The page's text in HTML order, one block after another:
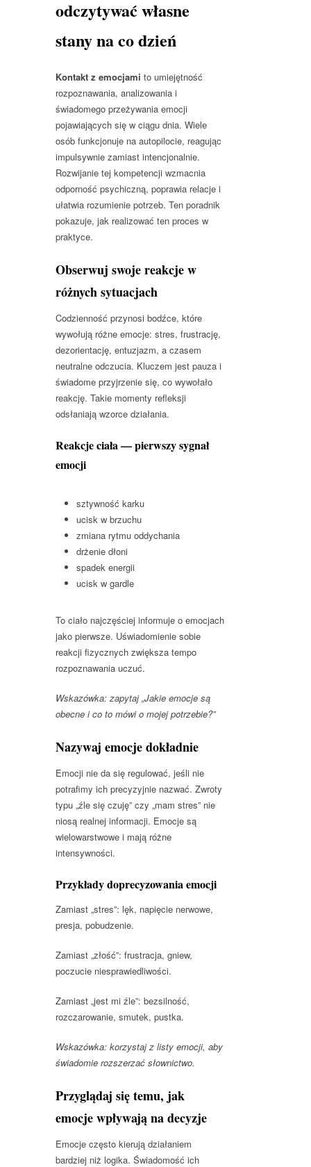
odczytywać własne
stany na co dzień
Kontakt z emocjami to umiejętność
rozpoznawania, analizowania i
świadomego przeżywania emocji
pojawiających się w ciągu dnia. Wiele
osób funkcjonuje na autopilocie, reagując
impulsywnie zamiast intencjonalnie.
Rozwijanie tej kompetencji wzmacnia
odporność psychiczną, poprawia relacje i
ułatwia rozumienie potrzeb. Ten poradnik
pokazuje, jak realizować ten proces w
praktyce.
Obserwuj swoje reakcje w
różnych sytuacjach
Codzienność przynosi bodźce, które
wywołują różne emocje: stres, frustrację,
dezorientację, entuzjazm, a czasem
neutralne odczucia. Kluczem jest pauza i
świadome przyjrzenie się, co wywołało
reakcję. Takie momenty refleksji
odsłaniają wzorce działania.
Reakcje ciała — pierwszy sygnał
emocji
sztywność karku
ucisk w brzuchu
zmiana rytmu oddychania
drżenie dłoni
spadek energii
ucisk w gardle
To ciało najczęściej informuje o emocjach
jako pierwsze. Uświadomienie sobie
reakcji fizycznych zwiększa tempo
rozpoznawania uczuć.
Wskazówka: zapytaj „Jakie emocje są
obecne i co to mówi o mojej potrzebie?”
Nazywaj emocje dokładnie
Emocji nie da się regulować, jeśli nie
potrafimy ich precyzyjnie nazwać. Zwroty
typu „źle się czuję” czy „mam stres” nie
niosą realnej informacji. Emocje są
wielowarstwowe i mają różne
intensywności.
Przykłady doprecyzowania emocji
Zamiast „stres”: lęk, napięcie nerwowe,
presja, pobudzenie.
Zamiast „złość”: frustracja, gniew,
poczucie niesprawiedliwości.
Zamiast „jest mi źle”: bezsilność,
rozczarowanie, smutek, pustka.
Wskazówka: korzystaj z listy emocji, aby
świadomie rozszerzać słownictwo.
Przyglądaj się temu, jak
emocje wpływają na decyzje
Emocje często kierują działaniem
bardziej niż logika. Świadomość ich